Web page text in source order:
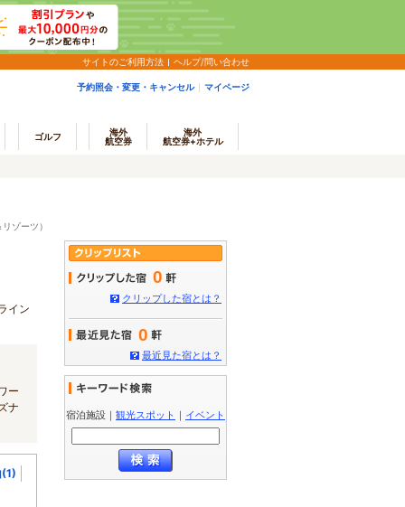
サイトのご利用方法 ヘルプ/問い合わせ
予約照会・変更・キャンセル マイページ
ゴルフ
海外
航空券
海外
航空券+ホテル
ゾーツ）
イン
ー
ナ
0
クリップした宿とは？
0
最近見た宿とは？
宿泊施設 ｜ 観光スポット ｜ イベント